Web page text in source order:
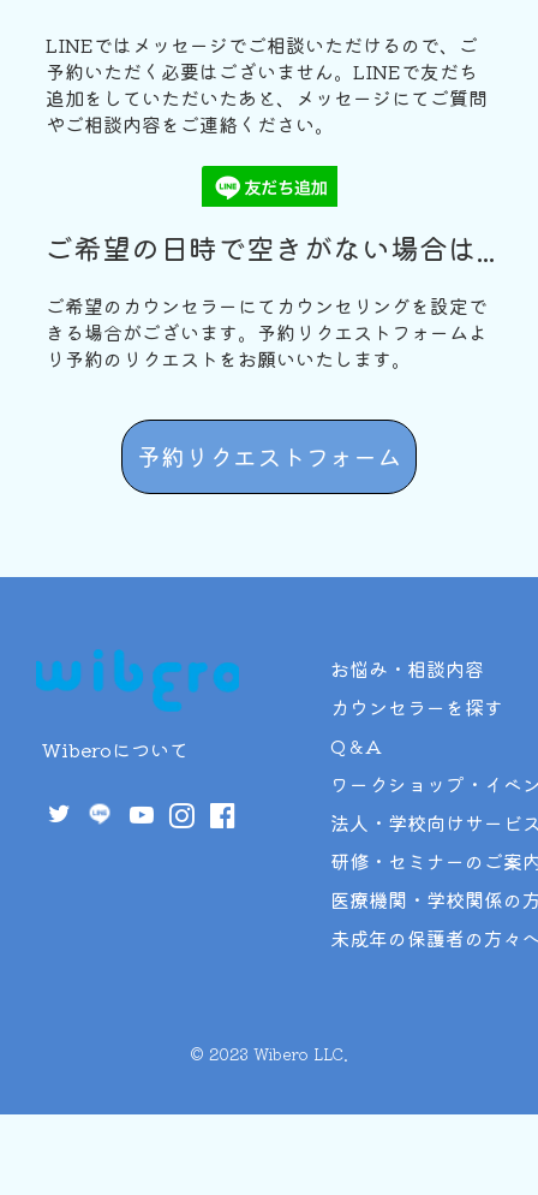
LINEではメッセージでご相談いただけるので、ご
予約いただく必要はございません。LINEで友だち
追加をしていただいたあと、メッセージにてご質問
やご相談内容をご連絡ください。
ご希望の日時で空きがない場合は...
ご希望のカウンセラーにてカウンセリングを設定で
きる場合がございます。予約リクエストフォームよ
り予約のリクエストをお願いいたします。
予約リクエストフォーム
Wiberoについて
お悩み・相談内容
カウンセラーを探す
Q＆A
ワークショップ・イベ
法人・学校向けサービ
研修・セミナーのご案
医療機関・学校関係の
未成年の保護者の方々
©︎ 2023 Wibero LLC.